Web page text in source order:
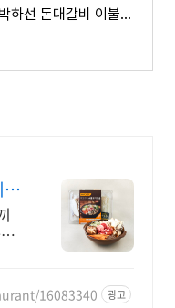
줄서는식당 줄식당 박하선 돈대갈비 이불갈비 가지솥밥 삽겹살 맛집 어디 40회 홍대 합정 72시간
16083340 광고